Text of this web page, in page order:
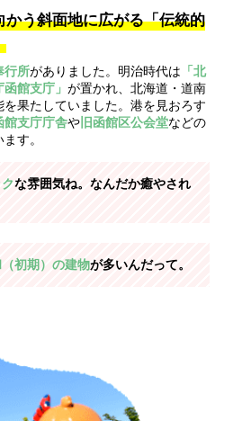
う斜面地に広がる「伝統的
行所がありました。明治時代は 「北
函館支庁」が置かれ、北海道・道南
を果たしていました。港を見おろす
館支庁庁舎や 旧函館区公会堂などの
す。
な雰囲気ね。なんだか癒やされ
初期）の建物が多いんだって。